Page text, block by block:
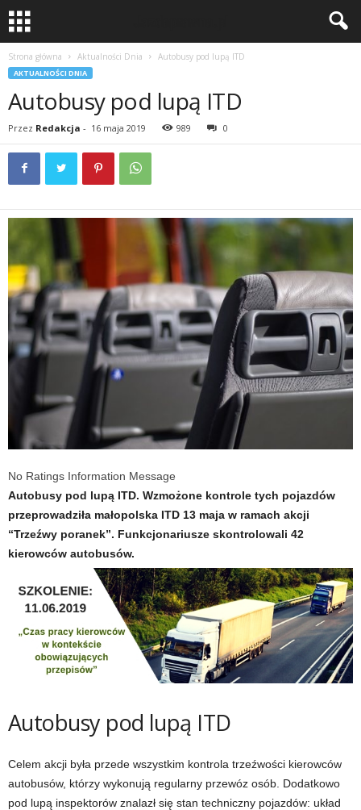
Strona główna Aktualności Dnia Autobusy pod lupą ITD
AKTUALNOŚCI DNIA
Autobusy pod lupą ITD
Przez Redakcja - 16 maja 2019 989 0
No Ratings Information Message
Autobusy pod lupą ITD. Wzmożone kontrole tych pojazdów
przeprowadziła małopolska ITD 13 maja w ramach akcji
“Trzeźwy poranek”. Funkcjonariusze skontrolowali 42
kierowców autobusów.
Autobusy pod lupą ITD
Celem akcji była przede wszystkim kontrola trzeźwości kierowców
autobusów, którzy wykonują regularny przewóz osób. Dodatkowo
pod lupą inspektorów znalazł się stan techniczny pojazdów: układ